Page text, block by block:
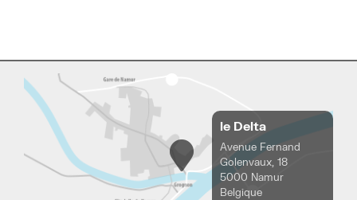
le Delta
Avenue Fernand
Golenvaux, 18
5000 Namur
Belgique